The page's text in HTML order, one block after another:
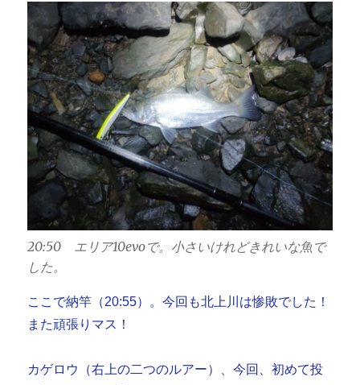
20:50 エリア10evoで。小さいけれどきれいな魚で
した。
ここで納竿（20:55）。今回も北上川は惨敗でした！
また頑張りマス！
カゲロウ（右上の二つのルアー）、今回、初めて投